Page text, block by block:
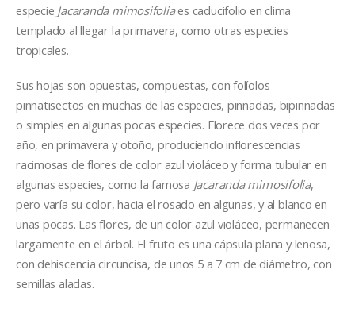
especie Jacaranda mimosifoliaes caducifolio en clima
templado al llegar la primavera, como otras especies
tropicales.
Sus hojas son opuestas, compuestas, con folíolos
pinnatisectos en muchas de las especies, pinnadas, bipinnadas
o simples en algunas pocas especies. Florece dos veces por
año, en primavera y otoño, produciendo inflorescencias
racimosas de flores de color azul violáceo y forma tubular en
algunas especies, como la famosa Jacaranda mimosifolia,
pero varía su color, hacia el rosado en algunas, y al blanco en
unas pocas. Las flores, de un color azul violáceo, permanecen
largamente en el árbol. El fruto es una cápsula plana y leñosa,
con dehiscencia circuncisa, de unos 5 a 7 cm de diámetro, con
semillas aladas.